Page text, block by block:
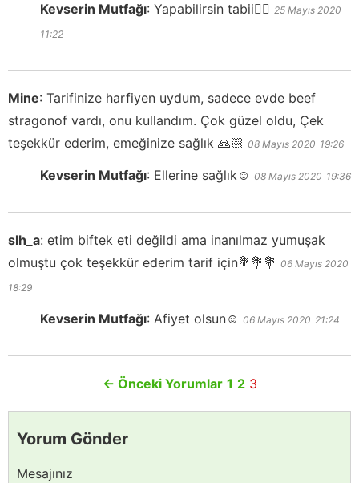
Kevserin Mutfağı: Yapabilirsin tabii👍🏻 25 Mayıs 2020
11:22
Mine: Tarifinize harfiyen uydum, sadece evde beef
stragonof vardı, onu kullandım. Çok güzel oldu, Çek
teşekkür ederim, emeğinize sağlık 🙏🏻 08 Mayıs 2020 19:26
Kevserin Mutfağı: Ellerine sağlık☺️ 08 Mayıs 2020 19:36
slh_a: etim biftek eti değildi ama inanılmaz yumuşak
olmuştu çok teşekkür ederim tarif için💐💐💐 06 Mayıs 2020
18:29
Kevserin Mutfağı: Afiyet olsun☺️ 06 Mayıs 2020 21:24
← Önceki Yorumlar 1 2 3
Yorum Gönder
Mesajınız